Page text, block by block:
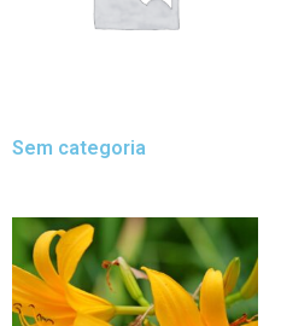
Sem categoria